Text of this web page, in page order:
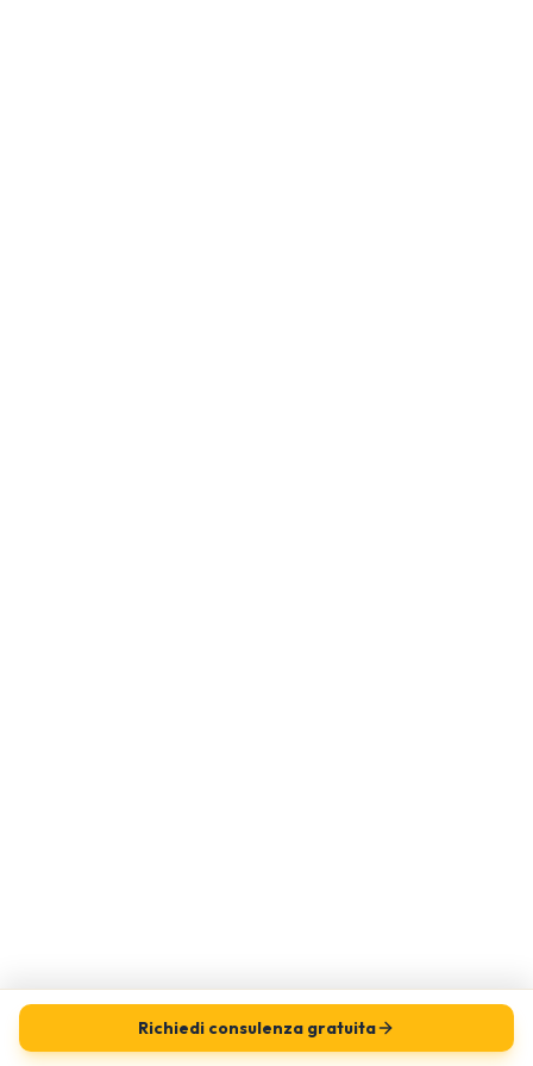
Richiedi consulenza gratuita